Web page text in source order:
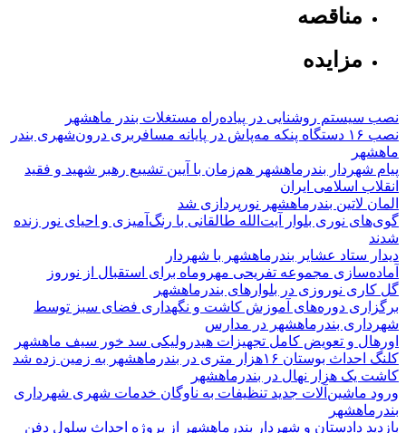
مناقصه
مزایده
نصب سیستم روشنایی در پیاده‌راه مستغلات بندر ماهشهر
نصب ۱۶ دستگاه پنکه مه‌پاش در پایانه مسافربری درون‌شهری بندر
ماهشهر
پیام شهردار بندرماهشهر هم‌زمان با آیین تشییع رهبر شهید و فقید
انقلاب اسلامی ایران
المان لاتین بندرماهشهر نورپردازی شد
گوی‌های نوری بلوار آیت‌الله طالقانی با رنگ‌آمیزی و احیای نور زنده
شدند
دیدار ستاد عشایر بندرماهشهر با شهردار
آماده‌سازی مجموعه تفریحی مهروماه برای استقبال از نوروز
گل کاری نوروزی در بلوارهای بندرماهشهر
برگزاری دوره‌های آموزش کاشت و نگهداری فضای سبز توسط
شهرداری بندرماهشهر در مدارس
اورهال و تعویض کامل تجهیزات هیدرولیکی سد خور سیف ماهشهر
کلنگ احداث بوستان ۱۶هزار متری در بندرماهشهر به زمین زده شد
کاشت یک هزار نهال در بندرماهشهر
ورود ماشین‌آلات جدید تنظیفات به ناوگان خدمات شهری شهرداری
بندرماهشهر
بازدید دادستان و شهردار بندرماهشهر از پروژه احداث سلول دفن